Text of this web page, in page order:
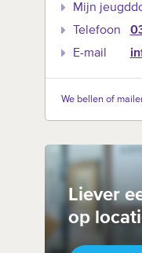
Mijn
Telefoon
E-mail
We bellen of
Liever
op